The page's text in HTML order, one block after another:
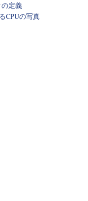
定義
CPUの写真